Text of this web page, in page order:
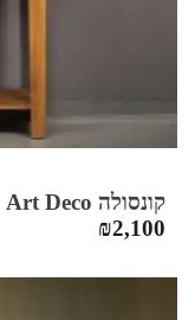
קונסולה Art Deco
₪2,100